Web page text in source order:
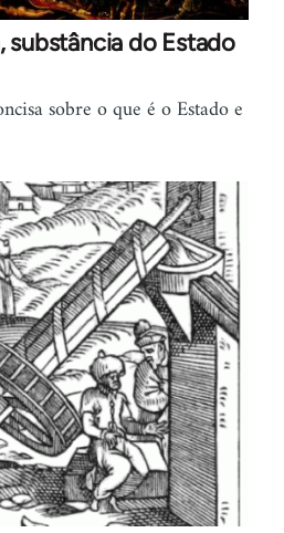
substância do Estado
sobre o que é o Estado e